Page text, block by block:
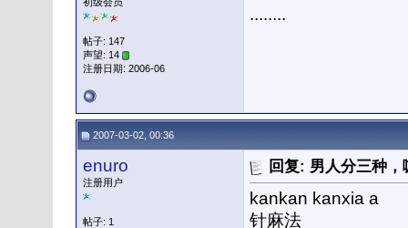
帖子: 147
声望: 14
注册日期: 2006-06
........
2007-03-02, 00:36
enuro
注册用户
帖子: 1
回复: 男人分三种
kankan kanxia a
针麻法